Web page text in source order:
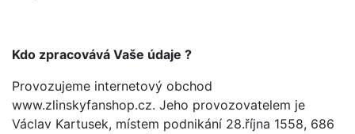
Kdo zpracovává Vaše údaje ?
Provozujeme internetový obchod
www.zlinskyfanshop.cz. Jeho provozovatelem je
Václav Kartusek, místem podnikání 28.října 1558, 686